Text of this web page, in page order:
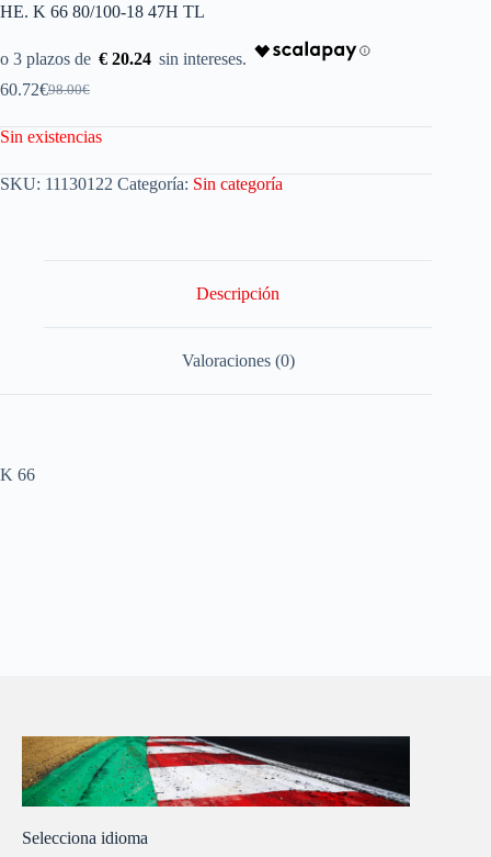
HE. K 66 80/100-18 47H TL
€ 20.24
98.00€
60.72€
Sin existencias
SKU: 11130122 Categoría: Sin categoría
Descripción
Valoraciones (0)
K 66
Selecciona idioma